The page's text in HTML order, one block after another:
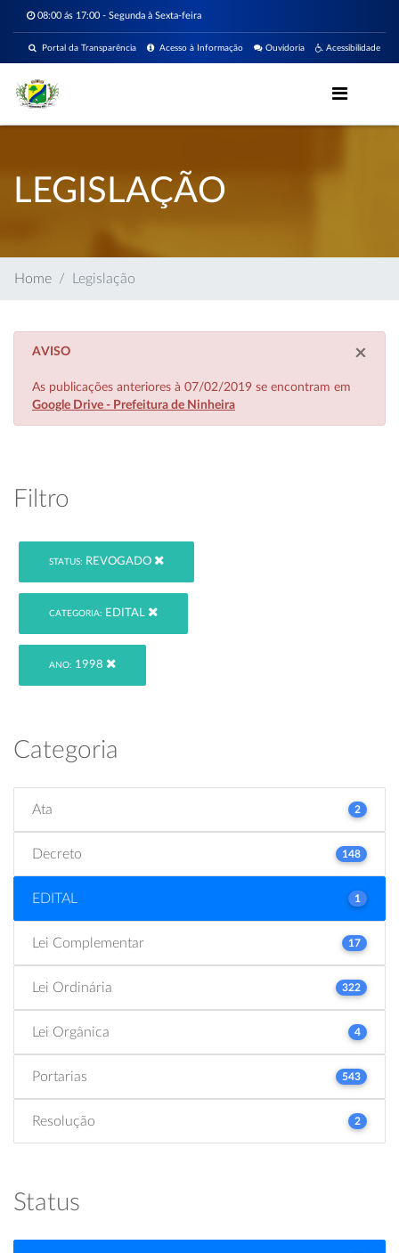
08:00 ás 17:00 - Segunda à Sexta-feira
Acessibilidade
Ouvidoria
Acesso à Informação
Portal da Transparência
LEGISLAÇÃO
Home Legislação
×
AVISO
As publicações anteriores à 07/02/2019 se encontram em
Google Drive - Prefeitura de Ninheira
Filtro
STATUS: REVOGADO
CATEGORIA: EDITAL
ANO: 1998
Categoria
Ata 2
Decreto 148
EDITAL 1
Lei Complementar 17
Lei Ordinária 322
Lei Orgânica 4
Portarias 543
Resolução 2
Status